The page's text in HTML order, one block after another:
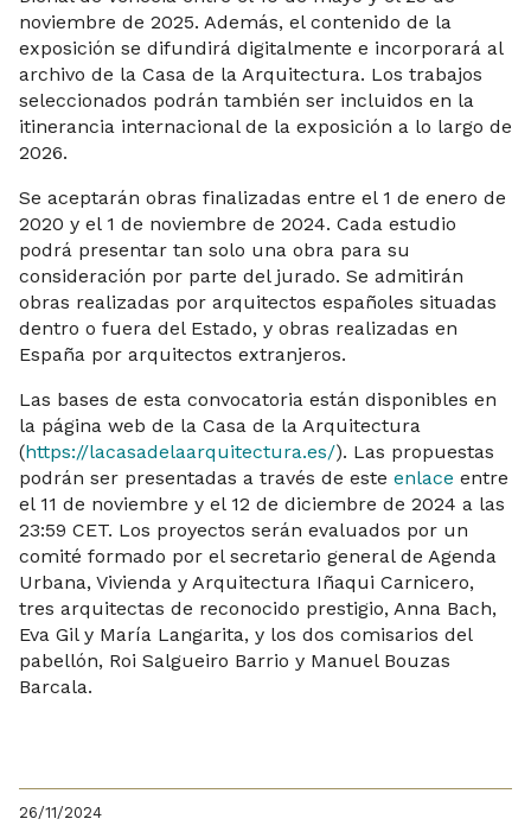
noviembre de 2025. Además, el contenido de la
exposición se difundirá digitalmente e incorporará al
archivo de la Casa de la Arquitectura. Los trabajos
seleccionados podrán también ser incluidos en la
itinerancia internacional de la exposición a lo largo de
2026.
Se aceptarán obras finalizadas entre el 1 de enero de
2020 y el 1 de noviembre de 2024. Cada estudio
podrá presentar tan solo una obra para su
consideración por parte del jurado. Se admitirán
obras realizadas por arquitectos españoles situadas
dentro o fuera del Estado, y obras realizadas en
España por arquitectos extranjeros.
Las bases de esta convocatoria están disponibles en
la página web de la Casa de la Arquitectura
(https://lacasadelaarquitectura.es/). Las propuestas
podrán ser presentadas a través de este enlace entre
el 11 de noviembre y el 12 de diciembre de 2024 a las
23:59 CET. Los proyectos serán evaluados por un
comité formado por el secretario general de Agenda
Urbana, Vivienda y Arquitectura Iñaqui Carnicero,
tres arquitectas de reconocido prestigio, Anna Bach,
Eva Gil y María Langarita, y los dos comisarios del
pabellón, Roi Salgueiro Barrio y Manuel Bouzas
Barcala.
26/11/2024